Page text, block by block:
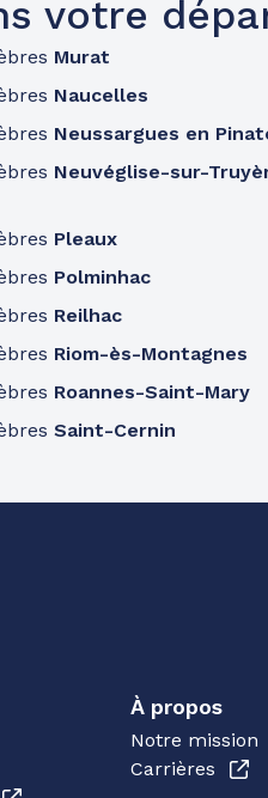
votre
Murat
Naucelles
Neussargues en
Neuvéglise-sur-
Pleaux
Polminhac
Reilhac
Riom-ès-Montagnes
Roannes-Saint-Mary
Saint-Cernin
À propos
Notre mission
Carrières